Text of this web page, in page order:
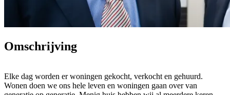
Omschrijving
Elke dag worden er woningen gekocht, verkocht en gehuurd.
Wonen doen we ons hele leven en woningen gaan over van